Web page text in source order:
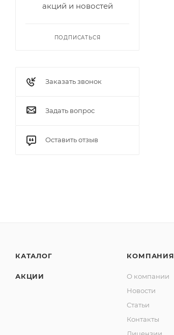
акций и новостей
ПОДПИСАТЬСЯ
Заказать звонок
Задать вопрос
Оставить отзыв
КАТАЛОГ
АКЦИИ
КОМПАНИЯ
О компании
Новости
Статьи
Контакты